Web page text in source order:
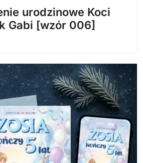
cena
wynosiła:
29,99 zł.
wynosi:
14,99 zł.
urodzinowe Koci
Gabi [wzór 006]